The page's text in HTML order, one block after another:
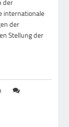
der
internationale
der
Stellung der